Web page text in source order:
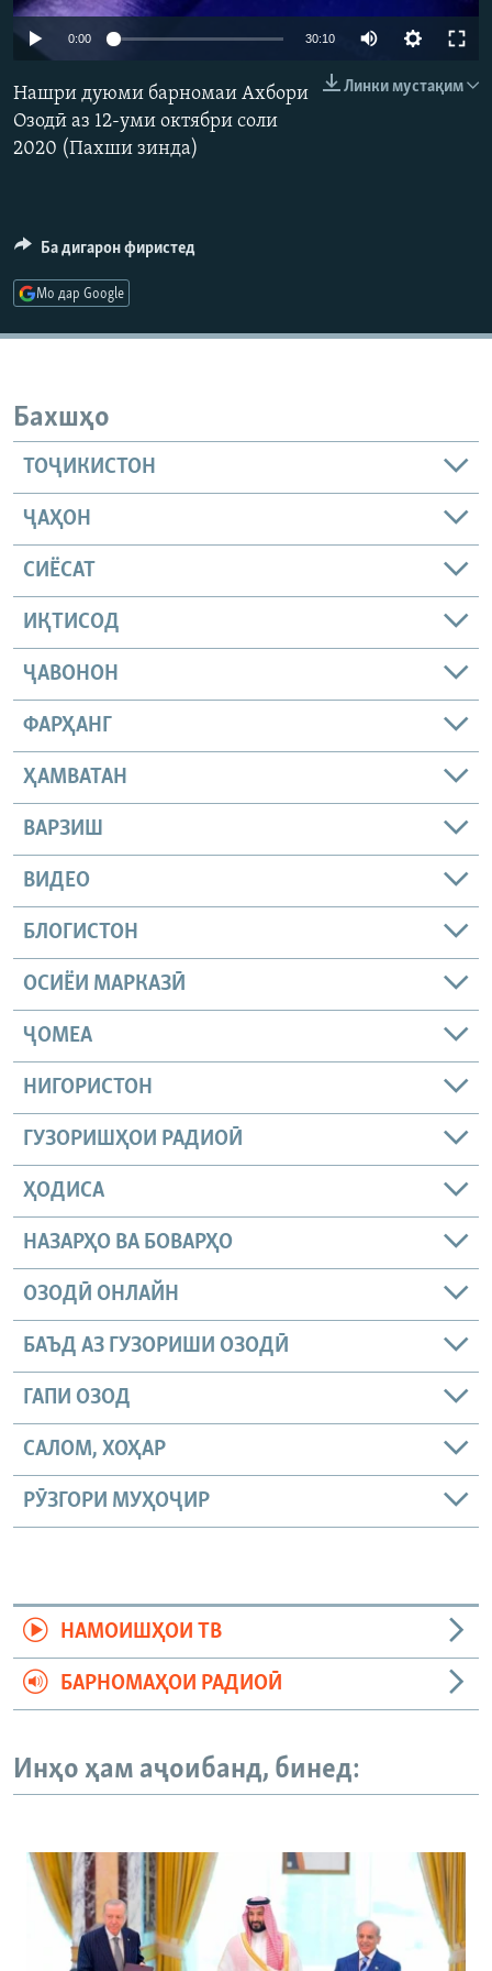
ГУЗОРИШҲОИ РАДИОӢ
Русский
ПАЙГИРӢ КУНЕД
Ҳамаи сомонаҳои RFE/RL
240p
0:00 30:10
Линки мустақим
Нашри дуюми барномаи Ахбори
Озодӣ аз 12-уми октябри соли
2020 (Пахши зинда)
Ба дигарон фиристед
Мо дар Google
Бахшҳо
ТОҶИКИСТОН
ҶАҲОН
СИЁСАТ
ИҚТИСОД
ҶАВОНОН
ФАРҲАНГ
ҲАМВАТАН
ВАРЗИШ
ВИДЕО
БЛОГИСТОН
ОСИЁИ МАРКАЗӢ
ҶОМEА
НИГОРИСТОН
ГУЗОРИШҲОИ РАДИОӢ
ҲОДИСА
НАЗАРҲО ВА БОВАРҲО
ОЗОДӢ ОНЛАЙН
БАЪД АЗ ГУЗОРИШИ ОЗОДӢ
ГАПИ ОЗОД
САЛОМ, ХОҲАР
РӮЗГОРИ МУҲОҶИР
НАМОИШҲОИ ТВ
БАРНОМАҲОИ РАДИОӢ
Инҳо ҳам аҷоибанд, бинед: